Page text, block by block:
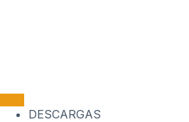
DESCARGAS